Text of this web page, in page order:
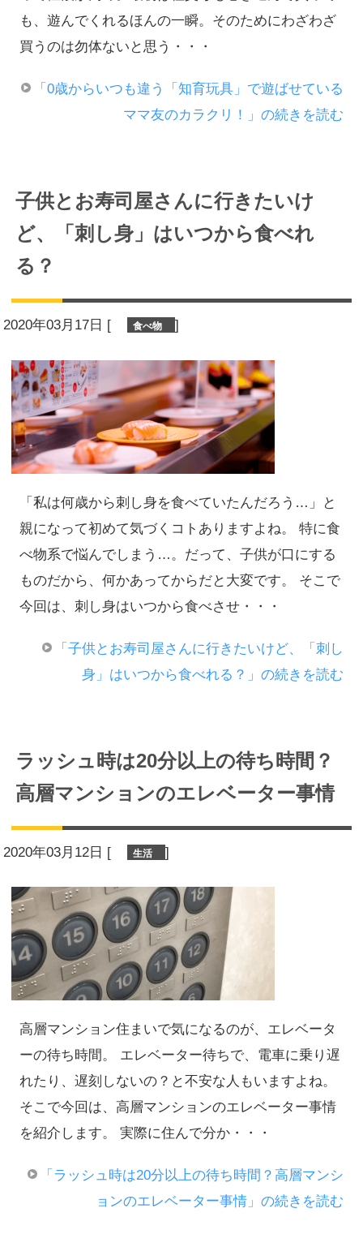
も、遊んでくれるほんの一瞬。そのためにわざわざ
買うのは勿体ないと思う・・・
「0歳からいつも違う「知育玩具」で遊ばせている
ママ友のカラクリ！」の続きを読む
子供とお寿司屋さんに行きたいけ
ど、「刺し身」はいつから食べれ
る？
2020年03月17日 [ 食べ物 ]
「私は何歳から刺し身を食べていたんだろう…」と
親になって初めて気づくコトありますよね。 特に食
べ物系で悩んでしまう…。だって、子供が口にする
ものだから、何かあってからだと大変です。 そこで
今回は、刺し身はいつから食べさせ・・・
「子供とお寿司屋さんに行きたいけど、「刺し
身」はいつから食べれる？」の続きを読む
ラッシュ時は20分以上の待ち時間？
高層マンションのエレベーター事情
2020年03月12日 [ 生活 ]
高層マンション住まいで気になるのが、エレベータ
ーの待ち時間。 エレベーター待ちで、電車に乗り遅
れたり、遅刻しないの？と不安な人もいますよね。
そこで今回は、高層マンションのエレベーター事情
を紹介します。 実際に住んで分か・・・
「ラッシュ時は20分以上の待ち時間？高層マンシ
ョンのエレベーター事情」の続きを読む